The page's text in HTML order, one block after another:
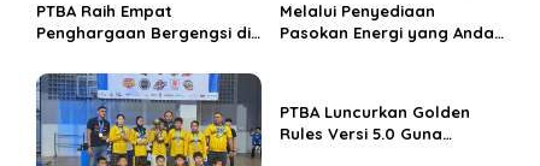
PTBA Raih Empat
Penghargaan Bergengsi di
Awards 2026 Berkat
Bangun Komunikasi
Kredibel dan Bernilai
Melalui Penyediaan
Pasokan Energi yang Andal
PTBA Luncurkan Golden
Rules Versi 5.0 Guna